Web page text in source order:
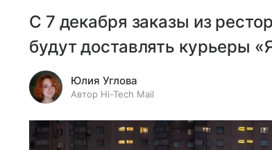
С 7 декабря заказы из
будут доставлять курьеры
Юлия Углова
Автор Hi-Tech Mail